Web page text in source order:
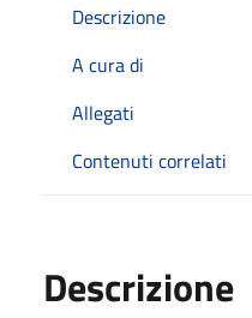
Descrizione
A cura di
Allegati
Contenuti correlati
Descrizione